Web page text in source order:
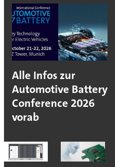
Alle Infos zur
Automotive Battery
Conference 2026
vorab